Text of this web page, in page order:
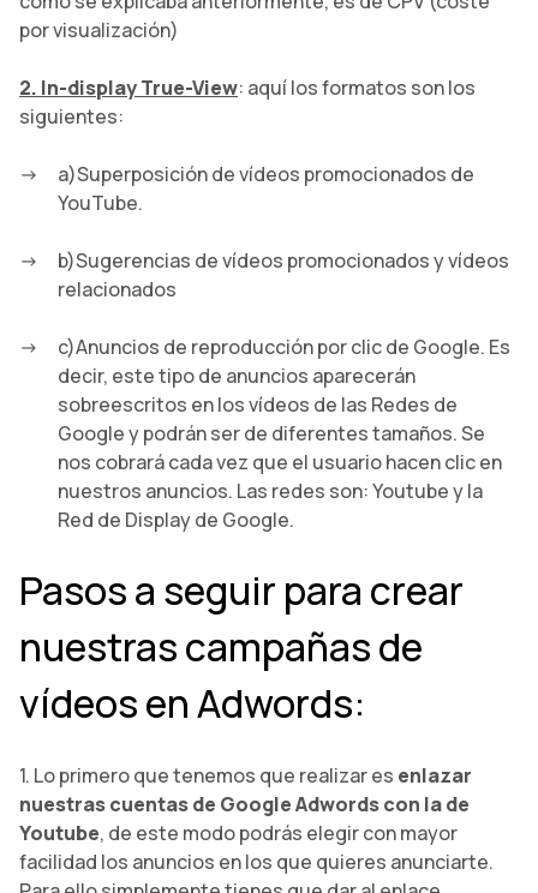
por visualización)
2. In-display True-View: aquí los formatos son los
siguientes:
a)Superposición de vídeos promocionados de
YouTube.
b)Sugerencias de vídeos promocionados y vídeos
relacionados
c)Anuncios de reproducción por clic de Google. Es
decir, este tipo de anuncios aparecerán
sobreescritos en los vídeos de las Redes de
Google y podrán ser de diferentes tamaños. Se
nos cobrará cada vez que el usuario hacen clic en
nuestros anuncios. Las redes son: Youtube y la
Red de Display de Google.
Pasos a seguir para crear
nuestras campañas de
vídeos en Adwords:
1. Lo primero que tenemos que realizar es enlazar
nuestras cuentas de Google Adwords con la de
Youtube, de este modo podrás elegir con mayor
facilidad los anuncios en los que quieres anunciarte.